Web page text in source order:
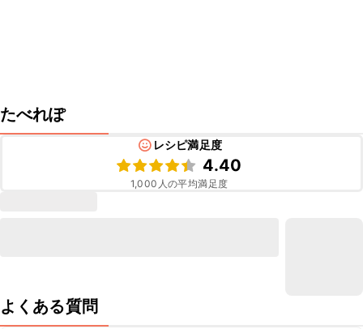
たべれぽ
レシピ満足度
4.40
1,000 人の平均満足度
よくある質問